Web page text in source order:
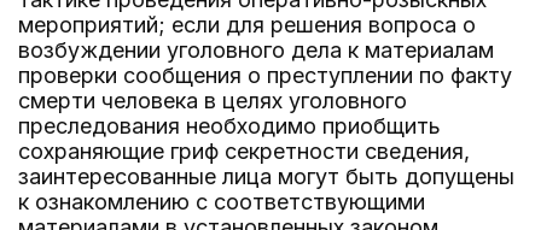
мероприятий; если для решения вопроса о
возбуждении уголовного дела к материалам
проверки сообщения о преступлении по факту
смерти человека в целях уголовного
преследования необходимо приобщить
сохраняющие гриф секретности сведения,
заинтересованные лица могут быть допущены
к ознакомлению с соответствующими